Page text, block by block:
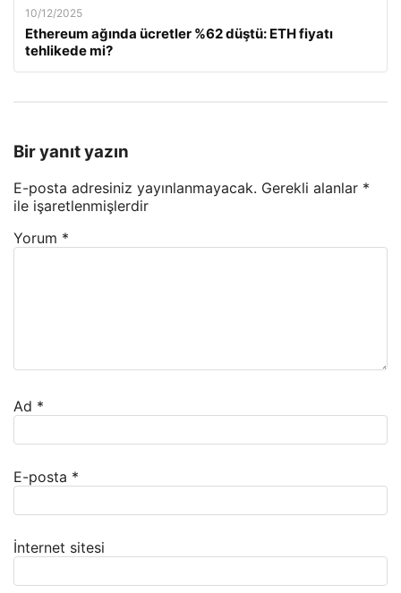
10/12/2025
Ethereum ağında ücretler %62 düştü: ETH fiyatı
tehlikede mi?
Bir yanıt yazın
E-posta adresiniz yayınlanmayacak. Gerekli alanlar *
ile işaretlenmişlerdir
Yorum *
Ad *
E-posta *
İnternet sitesi